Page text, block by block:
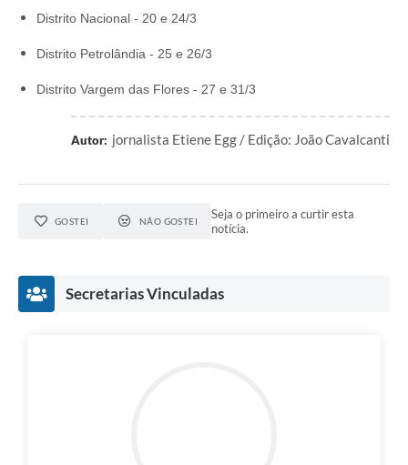
Distrito Nacional - 20 e 24/3
Distrito Petrolândia - 25 e 26/3
Distrito Vargem das Flores - 27 e 31/3
Autor: jornalista Etiene Egg / Edição: João Cavalcanti
GOSTEI NÃO GOSTEI
Seja o primeiro a curtir esta
notícia.
Secretarias Vinculadas